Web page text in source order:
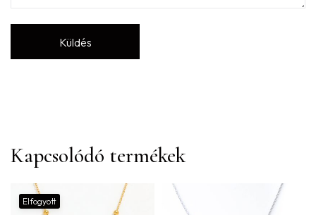
Kapcsolódó termékek
Elfogyott